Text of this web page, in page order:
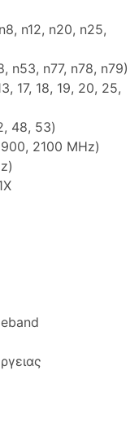
n12, n20, n25,
n53, n77, n78, n79)
17, 18, 19, 20, 25,
48, 53)
2100 MHz)